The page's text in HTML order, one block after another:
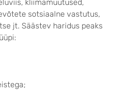
kliimamuutused,
sotsiaalne vastutus,
jt. Säästev haridus peaks